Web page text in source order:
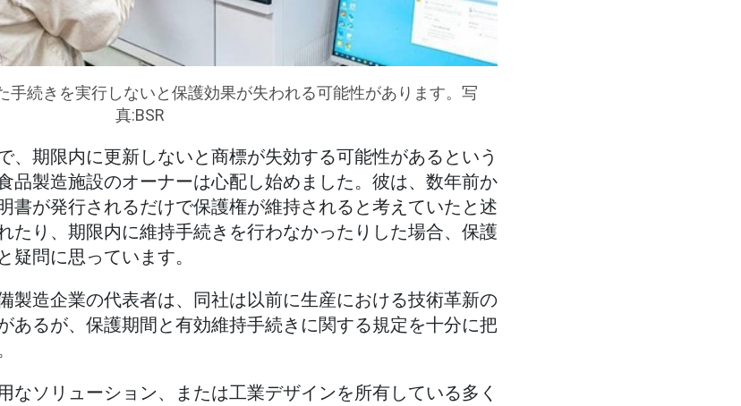
手続きを実行しないと保護効果が失われる可能性があります。写
真:BSR
、期限内に更新しないと商標が失効する可能性があるという
品製造施設のオーナーは心配し始めました。彼は、数年前か
書が発行されるだけで保護権が維持されると考えていたと述
たり、期限内に維持手続きを行わなかったりした場合、保護
疑問に思っています。
製造企業の代表者は、同社は以前に生産における技術革新の
あるが、保護期間と有効維持手続きに関する規定を十分に把
なソリューション、または工業デザインを所有している多く